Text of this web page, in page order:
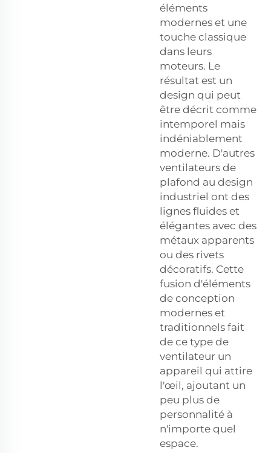
éléments
modernes et une
touche classique
dans leurs
moteurs. Le
résultat est un
design qui peut
être décrit comme
intemporel mais
indéniablement
moderne. D'autres
ventilateurs de
plafond au design
industriel ont des
lignes fluides et
élégantes avec des
métaux apparents
ou des rivets
décoratifs. Cette
fusion d'éléments
de conception
modernes et
traditionnels fait
de ce type de
ventilateur un
appareil qui attire
l'œil, ajoutant un
peu plus de
personnalité à
n'importe quel
espace.